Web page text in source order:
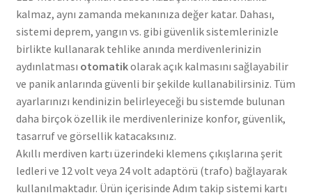
kalmaz, aynı zamanda mekanınıza değer katar. Dahası,
sistemi deprem, yangın vs. gibi güvenlik sistemlerinizle
birlikte kullanarak tehlike anında merdivenlerinizin
aydınlatması otomatikolarak açık kalmasını sağlayabilir
ve panik anlarında güvenli bir şekilde kullanabilirsiniz. Tüm
ayarlarınızı kendinizin belirleyeceği bu sistemde bulunan
daha birçok özellik ile merdivenlerinize konfor, güvenlik,
tasarruf ve görsellik katacaksınız.
Akıllı merdiven kartı üzerindeki klemens çıkışlarına şerit
ledleri ve 12 volt veya 24 volt adaptörü (trafo) bağlayarak
kullanılmaktadır. Ürün içerisinde Adım takip sistemi kartı